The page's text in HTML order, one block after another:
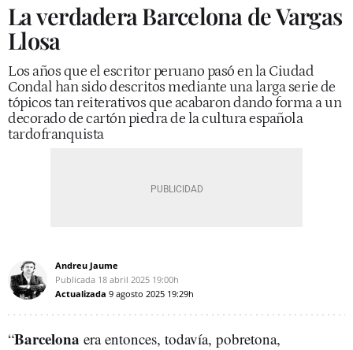
La verdadera Barcelona de Vargas
Llosa
Los años que el escritor peruano pasó en la Ciudad
Condal han sido descritos mediante una larga serie de
tópicos tan reiterativos que acabaron dando forma a un
decorado de cartón piedra de la cultura española
tardofranquista
Andreu Jaume
Publicada 18 abril 2025 19:00h
Actualizada 9 agosto 2025 19:29h
“Barcelona era entonces, todavía, pobretona,